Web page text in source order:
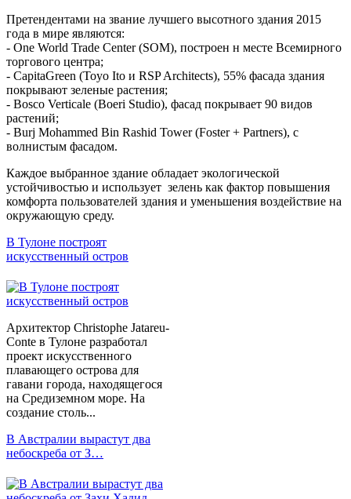
Претендентами на звание лучшего высотного здания 2015
года в мире являются:
- One World Trade Center (SOM), построен н месте Всемирного
торгового центра;
- CapitaGreen (Toyo Ito и RSP Architects), 55% фасада здания
покрывают зеленые растения;
- Bosco Verticale (Boeri Studio), фасад покрывает 90 видов
растений;
- Burj Mohammed Bin Rashid Tower (Foster + Partners), с
волнистым фасадом.
Каждое выбранное здание обладает экологической
устойчивостью и использует зелень как фактор повышения
комфорта пользователей здания и уменьшения воздействие на
окружающую среду.
В Тулоне построят
искусственный остров
Архитектор Christophe Jatareu-
Conte в Тулоне разработал
проект искусственного
плавающего острова для
гавани города, находящегося
на Средиземном море. На
создание столь...
В Австралии вырастут два
небоскреба от З…